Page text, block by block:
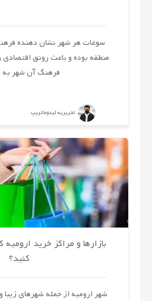
سوغات هر شهر نشان دهنده
منطقه بوده و باعث رونق
فرهنگ آن شهر
تحریریه لیدوماتریپ
بازارها و مراکز خرید ارومیه
کنید؟
شهر ارومیه از جمله شهرهای